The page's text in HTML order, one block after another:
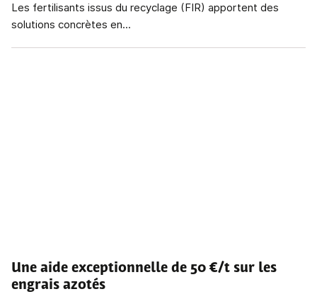
Les fertilisants issus du recyclage (FIR) apportent des
solutions concrètes en...
Une aide exceptionnelle de 50 €/t sur les
engrais azotés